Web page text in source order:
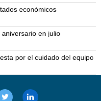
económicos
en julio
por el cuidado del equipo